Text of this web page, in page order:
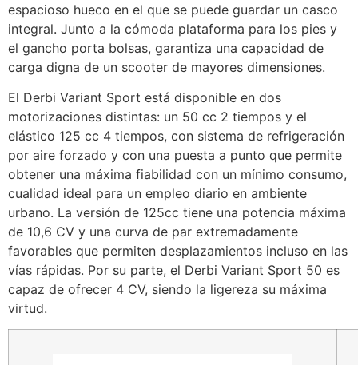
espacioso hueco en el que se puede guardar un casco
integral. Junto a la cómoda plataforma para los pies y
el gancho porta bolsas, garantiza una capacidad de
carga digna de un scooter de mayores dimensiones.
El Derbi Variant Sport está disponible en dos
motorizaciones distintas: un 50 cc 2 tiempos y el
elástico 125 cc 4 tiempos, con sistema de refrigeración
por aire forzado y con una puesta a punto que permite
obtener una máxima fiabilidad con un mínimo consumo,
cualidad ideal para un empleo diario en ambiente
urbano. La versión de 125cc tiene una potencia máxima
de 10,6 CV y una curva de par extremadamente
favorables que permiten desplazamientos incluso en las
vías rápidas. Por su parte, el Derbi Variant Sport 50 es
capaz de ofrecer 4 CV, siendo la ligereza su máxima
virtud.